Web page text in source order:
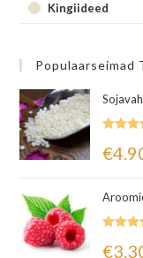
Kingiideed
Populaarseimad
5.00/ 5
€
€